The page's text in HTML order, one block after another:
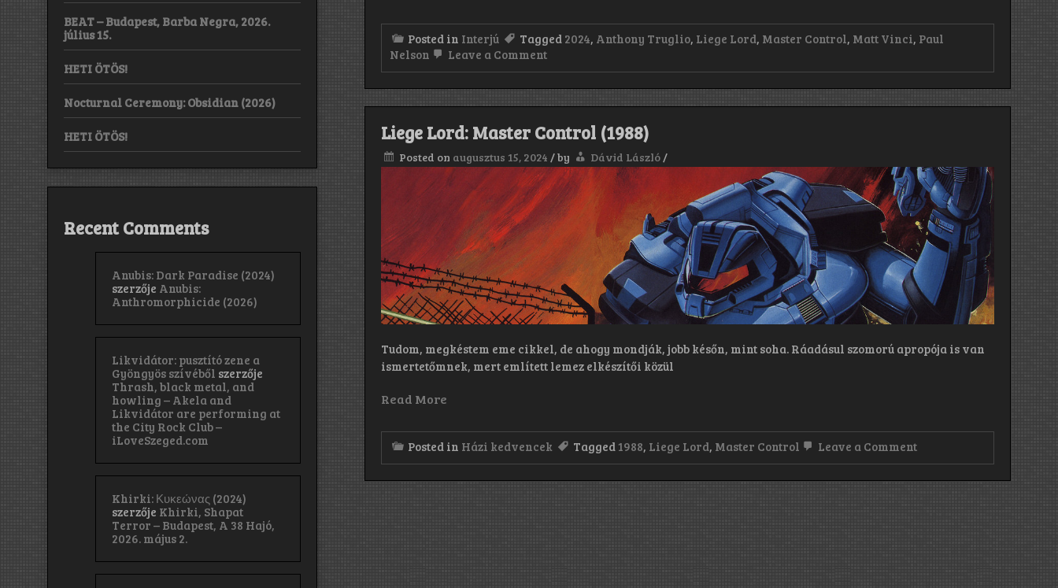
from
Terry,
it
was
such
an
Posted in Interjú Tagged 2024, Anthony Truglio, Liege Lord, Master Control, Matt Vinci, Paul
Nelson
Leave a Commenton
új
volt
zenekarban,
a
felvételek
megkezdése
előtt
rendelkezésünkre
álló
rövid
idő
alatt
tényleg
mindent
megtett
a
Nagyon
sokat
tanultunk
tanulságos
élmény
volt.”
Liege Lord: Master Control (1988)
Posted on augusztus 15, 2024 /by Dávid László/
Tudom, megkéstem eme cikkel, de ahogy mondják, jobb későn, mint soha. Ráadásul szomorú apropója is van
ismertetőmnek, mert említett lemez elkészítői közül
Read More
Posted in Házi kedvencek Tagged 1988, Liege Lord, Master Control Leave a Commenton
Master
BEAT – Budapest, Barba Negra, 2026.
július 15.
HETI ÖTÖS!
Nocturnal Ceremony: Obsidian (2026)
HETI ÖTÖS!
Recent Comments
Anubis: Dark Paradise (2024)
szerzője Anubis:
Anthromorphicide (2026)
Likvidátor: pusztító zene a
Gyöngyös szívéből szerzője
Thrash, black metal, and
howling – Akela and
Likvidátor are performing at
the City Rock Club –
iLoveSzeged.com
Khirki: Κ​υ​κ​ε​ώ​ν​α​ς (2024)
szerzője Khirki, Shapat
Terror – Budapest, A 38 Hajó,
2026. május 2.